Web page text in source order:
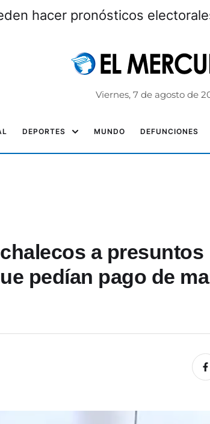
hacer pronósticos
Viernes, 7 de agosto de
DEPORTES MUNDO DEFUNCIONES
a presuntos
pedían pago de